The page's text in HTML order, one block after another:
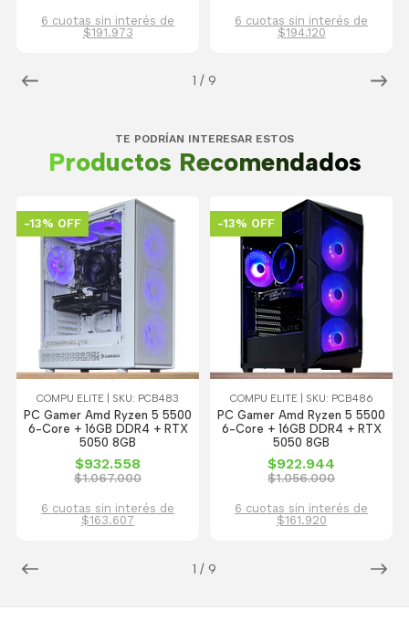
1 / 9
6 cuotas sin interés de
$191.973
6 cuotas sin interés de
$194.120
TE PODRÍAN INTERESAR ESTOS
Productos Recomendados
1 / 9
-13% OFF
COMPU ELITE | SKU: PCB483
PC Gamer Amd Ryzen 5 5500
6-Core + 16GB DDR4 + RTX
5050 8GB
$932.558
$1.067.000
6 cuotas sin interés de
$163.607
-13% OFF
COMPU ELITE | SKU: PCB486
PC Gamer Amd Ryzen 5 5500
6-Core + 16GB DDR4 + RTX
5050 8GB
$922.944
$1.056.000
6 cuotas sin interés de
$161.920